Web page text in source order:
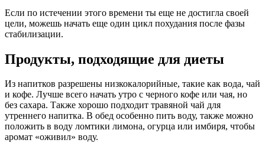
Если по истечении этого времени ты еще не достигла своей
цели, можешь начать еще один цикл похудания после фазы
стабилизации.
Продукты, подходящие для диеты
Из напитков разрешены низкокалорийные, такие как вода, чай
и кофе. Лучше всего начать утро с черного кофе или чая, но
без сахара. Также хорошо подходит травяной чай для
утреннего напитка. В обед особенно пить воду, также можно
положить в воду ломтики лимона, огурца или имбиря, чтобы
аромат «оживил» воду.